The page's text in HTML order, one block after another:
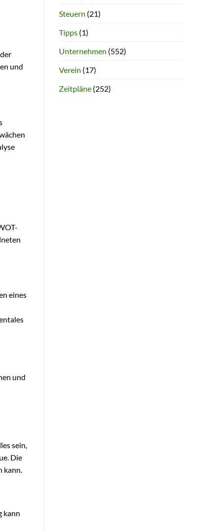
und
eines
und
sein,
Die
kann.
kann
Steuern (21)
Tipps(1)
Unternehmen (552)
Verein (17)
Zeitpläne(252)